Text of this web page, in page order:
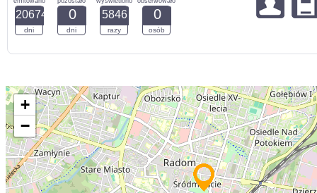
20674
dni
0
dni
5846
razy
0
osób
+
−